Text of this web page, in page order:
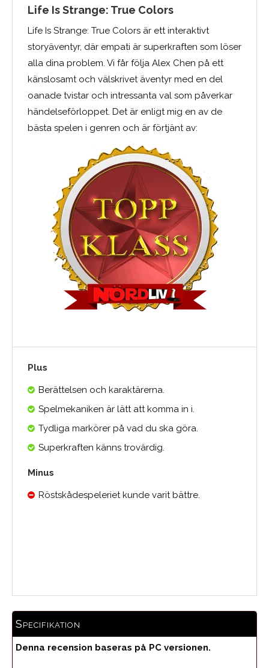
Life Is Strange: True Colors
Life Is Strange: True Colors är ett interaktivt
storyäventyr, där empati är superkraften som löser
alla dina problem. Vi får följa Alex Chen på ett
känslosamt och välskrivet äventyr med en del
oanade tvistar och intressanta val som påverkar
händelseförloppet. Det är enligt mig en av de
bästa spelen i genren och är förtjänt av:
Plus
Berättelsen och karaktärerna.
Spelmekaniken är lätt att komma in i.
Tydliga markörer på vad du ska göra.
Superkraften känns trovärdig.
Minus
Röstskådespeleriet kunde varit bättre.
Specifikation
Denna recension baseras på PC versionen.